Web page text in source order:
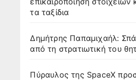
τα ταξίδια
Δημήτρης Παπαμιχαήλ:
από τη στρατιωτική του
Πύραυλος της SpaceX